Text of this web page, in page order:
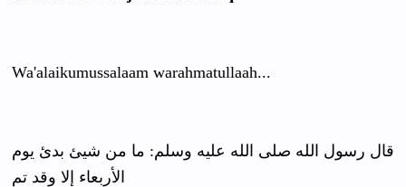
Wa'alaikumussalaam warahmatullaah...
قال رسول الله صلى الله عليه وسلم: ما من شيئ بدئ يوم
الأربعاء إلا وقد تم